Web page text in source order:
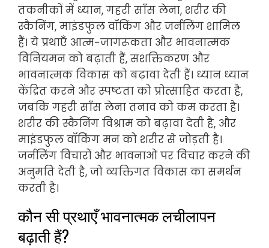
तकनीकों में ध्यान, गहरी साँस लेना, शरीर की
स्कैनिंग, माइंडफुल वॉकिंग और जर्नलिंग शामिल
हैं। ये प्रथाएँ आत्म-जागरूकता और भावनात्मक
विनियमन को बढ़ाती हैं, सशक्तिकरण और
भावनात्मक विकास को बढ़ावा देती हैं। ध्यान ध्यान
केंद्रित करने और स्पष्टता को प्रोत्साहित करता है,
जबकि गहरी साँस लेना तनाव को कम करता है।
शरीर की स्कैनिंग विश्राम को बढ़ावा देती है, और
माइंडफुल वॉकिंग मन को शरीर से जोड़ती है।
जर्नलिंग विचारों और भावनाओं पर विचार करने की
अनुमति देती है, जो व्यक्तिगत विकास का समर्थन
करती है।
कौन सी प्रथाएँ भावनात्मक लचीलापन
बढ़ाती हैं?